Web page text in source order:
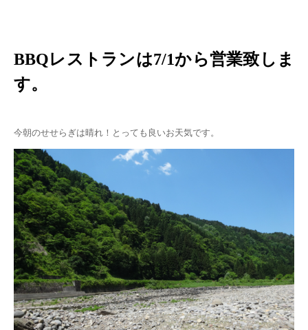
BBQレストランは7/1から営業致しま
す。
今朝のせせらぎは晴れ！とっても良いお天気です。